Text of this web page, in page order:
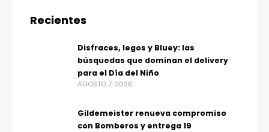
Recientes
Disfraces, legos y Bluey: las
búsquedas que dominan el delivery
para el Día del Niño
AGOSTO 7, 2026
Gildemeister renueva compromiso
con Bomberos y entrega 19